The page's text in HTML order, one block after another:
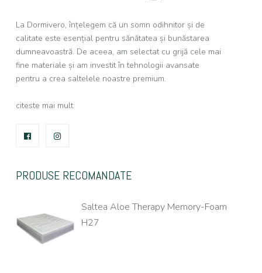
La Dormivero, înțelegem că un somn odihnitor și de
calitate este esențial pentru sănătatea și bunăstarea
dumneavoastră. De aceea, am selectat cu grijă cele mai
fine materiale și am investit în tehnologii avansate
pentru a crea saltelele noastre premium.
citeste mai mult
FACEBOOK
PRODUSE RECOMANDATE
Saltea Aloe Therapy Memory-Foam
H27